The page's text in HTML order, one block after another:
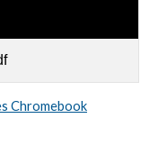
Chromebook